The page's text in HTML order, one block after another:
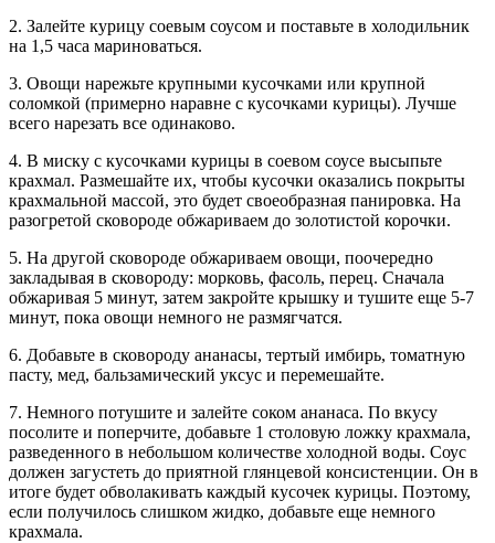
2. Залейте курицу соевым соусом и поставьте в холодильник
на 1,5 часа мариноваться.
3. Овощи нарежьте крупными кусочками или крупной
соломкой (примерно наравне с кусочками курицы). Лучше
всего нарезать все одинаково.
4. В миску с кусочками курицы в соевом соусе высыпьте
крахмал. Размешайте их, чтобы кусочки оказались покрыты
крахмальной массой, это будет своеобразная панировка. На
разогретой сковороде обжариваем до золотистой корочки.
5. На другой сковороде обжариваем овощи, поочередно
закладывая в сковороду: морковь, фасоль, перец. Сначала
обжаривая 5 минут, затем закройте крышку и тушите еще 5-7
минут, пока овощи немного не размягчатся.
6. Добавьте в сковороду ананасы, тертый имбирь, томатную
пасту, мед, бальзамический уксус и перемешайте.
7. Немного потушите и залейте соком ананаса. По вкусу
посолите и поперчите, добавьте 1 столовую ложку крахмала,
разведенного в небольшом количестве холодной воды. Соус
должен загустеть до приятной глянцевой консистенции. Он в
итоге будет обволакивать каждый кусочек курицы. Поэтому,
если получилось слишком жидко, добавьте еще немного
крахмала.